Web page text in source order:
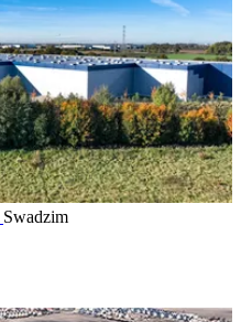
Swadzim